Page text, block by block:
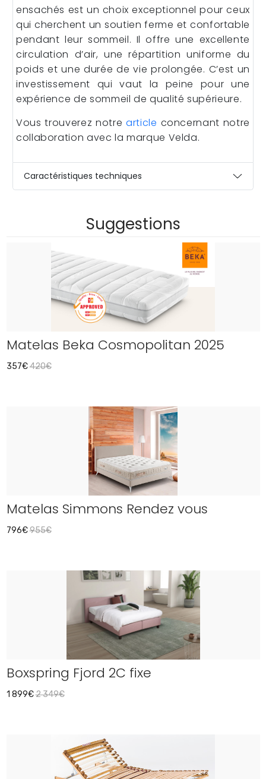
ensachés est un choix exceptionnel pour ceux
qui cherchent un soutien ferme et confortable
pendant leur sommeil. Il offre une excellente
circulation d’air, une répartition uniforme du
poids et une durée de vie prolongée. C’est un
investissement qui vaut la peine pour une
expérience de sommeil de qualité supérieure.
Vous trouverez notrearticle concernant notre
collaboration avec la marque Velda.
Caractéristiques techniques
Suggestions
Matelas Beka Cosmopolitan 2025
357€420€
Matelas Simmons Rendez vous
796€955€
Boxspring Fjord 2C fixe
1 899€2 349€